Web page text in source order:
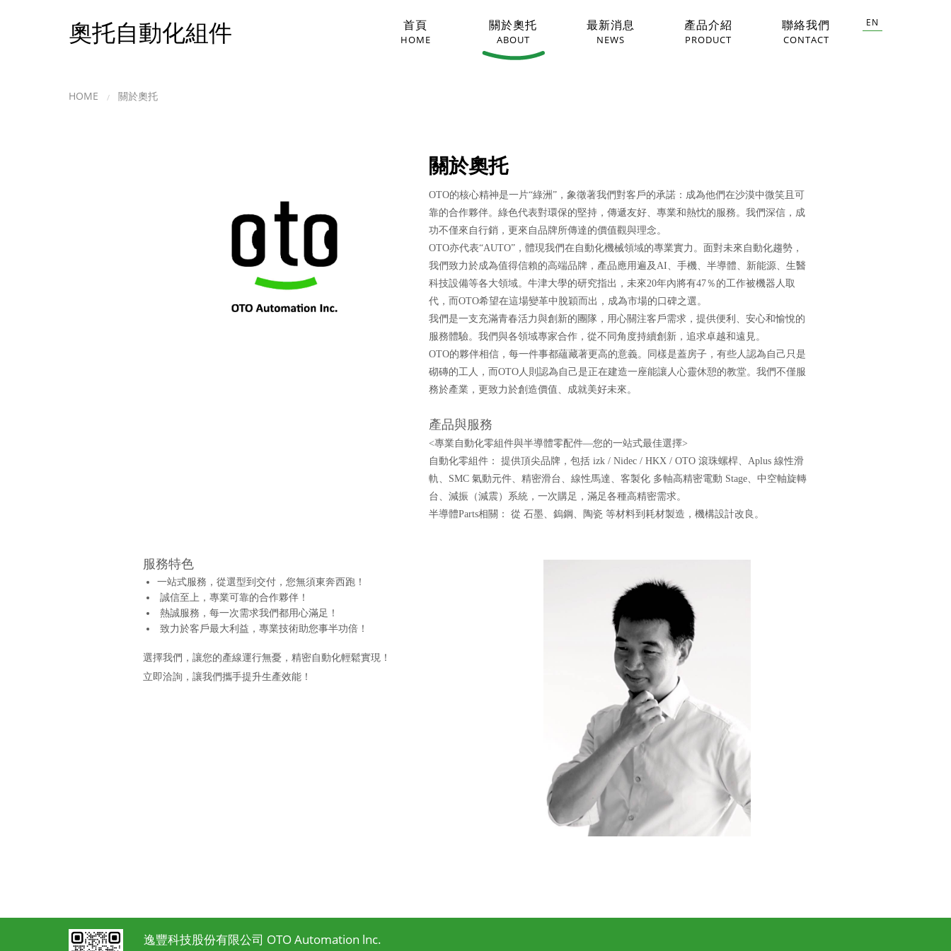
奧托自動化組件 首頁
HOME
關於奧托
ABOUT
最新消息
NEWS
產品介紹
PRODUCT
聯絡我們
CONTACT
EN
HOME 關於奧托
關於奧托
OTO的核心精神是一片“綠洲”，象徵著我們對客戶的承諾：成為他們在沙漠中微笑且可
靠的合作夥伴。綠色代表對環保的堅持，傳遞友好、專業和熱忱的服務。我們深信，成
功不僅來自行銷，更來自品牌所傳達的價值觀與理念。
OTO亦代表“AUTO”，體現我們在自動化機械領域的專業實力。面對未來自動化趨勢，
我們致力於成為值得信賴的高端品牌，產品應用遍及AI、手機、半導體、新能源、生醫
科技設備等各大領域。牛津大學的研究指出，未來20年內將有47％的工作被機器人取
代，而OTO希望在這場變革中脫穎而出，成為市場的口碑之選。
我們是一支充滿青春活力與創新的團隊，用心關注客戶需求，提供便利、安心和愉悅的
服務體驗。我們與各領域專家合作，從不同角度持續創新，追求卓越和遠見。
OTO的夥伴相信，每一件事都蘊藏著更高的意義。同樣是蓋房子，有些人認為自己只是
砌磚的工人，而OTO人則認為自己是正在建造一座能讓人心靈休憩的教堂。我們不僅服
務於產業，更致力於創造價值、成就美好未來。
產品與服務
<專業自動化零組件與半導體零配件—您的一站式最佳選擇>
自動化零組件： 提供頂尖品牌，包括 izk / Nidec / HKX / OTO 滾珠螺桿、Aplus 線性滑
軌、SMC 氣動元件、精密滑台、線性馬達、客製化 多軸高精密電動 Stage、中空軸旋轉
台、減振（減震）系統，一次購足，滿足各種高精密需求。
半導體Parts相關： 從 石墨、鎢鋼、陶瓷 等材料到耗材製造，機構設計改良。
服務特色
一站式服務，從選型到交付，您無須東奔西跑！
誠信至上，專業可靠的合作夥伴！
熱誠服務，每一次需求我們都用心滿足！
致力於客戶最大利益，專業技術助您事半功倍！
選擇我們，讓您的產線運行無憂，精密自動化輕鬆實現！
立即洽詢，讓我們攜手提升生產效能！
逸豐科技股份有限公司 OTO Automation lnc.